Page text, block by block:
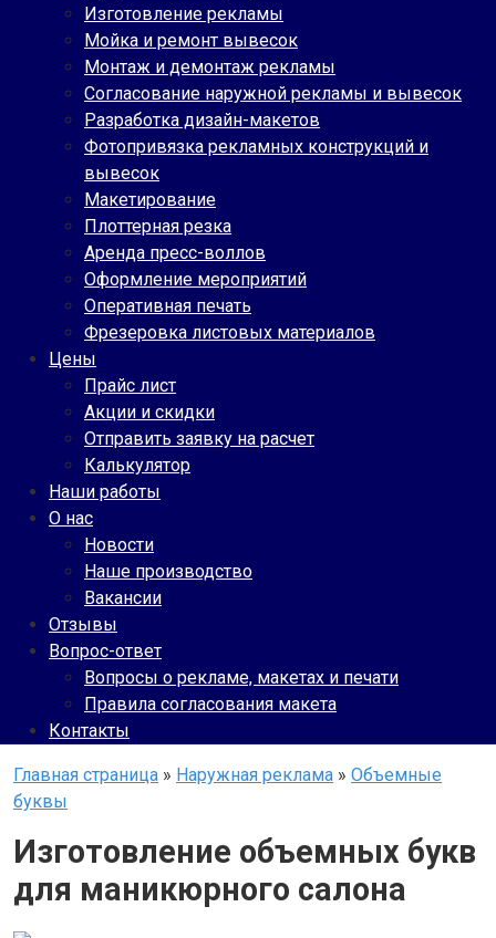
Изготовление рекламы
Мойка и ремонт вывесок
Монтаж и демонтаж рекламы
Согласование наружной рекламы и вывесок
Разработка дизайн-макетов
Фотопривязка рекламных конструкций и
вывесок
Макетирование
Плоттерная резка
Аренда пресс-воллов
Оформление мероприятий
Оперативная печать
Фрезеровка листовых материалов
Цены
Прайс лист
Акции и скидки
Отправить заявку на расчет
Калькулятор
Наши работы
О нас
Новости
Наше производство
Вакансии
Отзывы
Вопрос-ответ
Вопросы о рекламе, макетах и печати
Правила согласования макета
Контакты
Главная страница » Наружная реклама » Объемные
буквы
Изготовление объемных букв
для маникюрного салона